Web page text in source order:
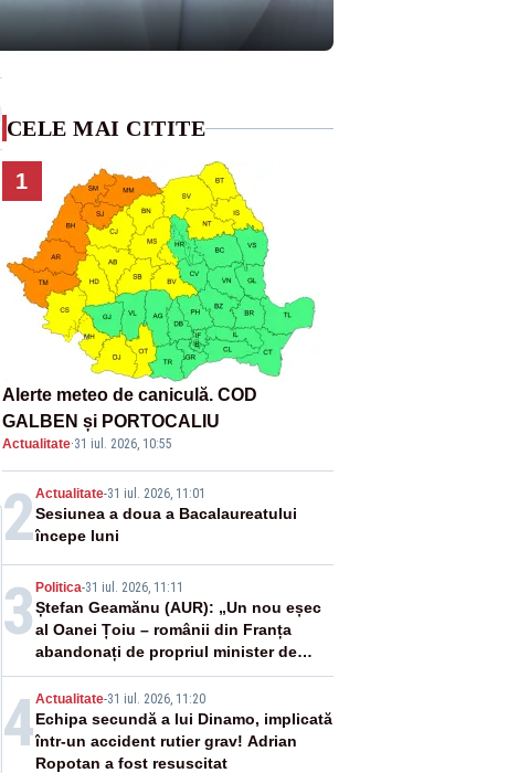
CELE MAI CITITE
1
Alerte meteo de caniculă. COD
GALBEN și PORTOCALIU
Actualitate·31 iul. 2026, 10:55
2Actualitate-31 iul. 2026, 11:01
Sesiunea a doua a Bacalaureatului
începe luni
3 Politica-31 iul. 2026, 11:11
Ștefan Geamănu (AUR): „Un nou eșec
al Oanei Țoiu – românii din Franța
abandonați de propriul minister de
externe în fața incendiilor de
vegetație!”
4Actualitate-31 iul. 2026, 11:20
Echipa secundă a lui Dinamo, implicată
într-un accident rutier grav! Adrian
Ropotan a fost resuscitat